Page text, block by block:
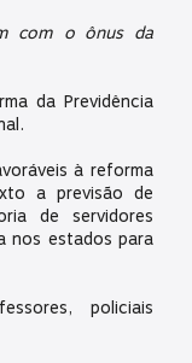
com o ônus da
da Previdência
à reforma
a previsão de
de servidores
nos estados para
policiais